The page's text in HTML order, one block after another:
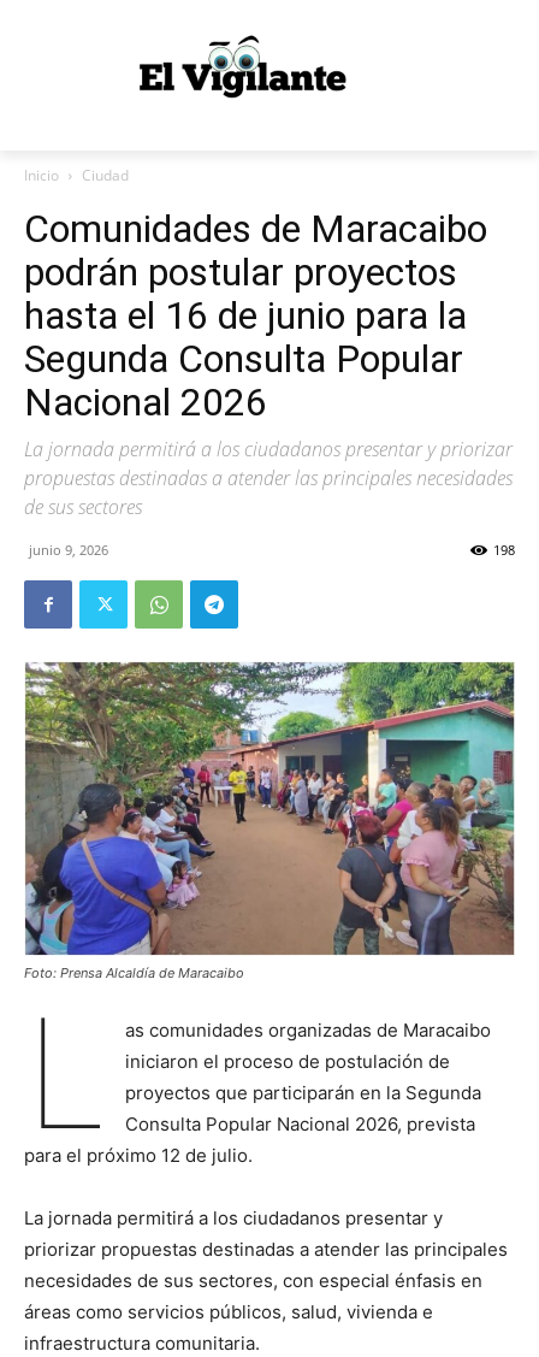
Inicio Ciudad
Comunidades de Maracaibo
podrán postular proyectos
hasta el 16 de junio para la
Segunda Consulta Popular
Nacional 2026
La jornada permitirá a los ciudadanos presentar y priorizar
propuestas destinadas a atender las principales necesidades
de sus sectores
junio 9, 2026 198
Foto: Prensa Alcaldía de Maracaibo
L
as comunidades organizadas de Maracaibo
iniciaron el proceso de postulación de
proyectos que participarán en la Segunda
Consulta Popular Nacional 2026, prevista
para el próximo 12 de julio.
La jornada permitirá a los ciudadanos presentar y
priorizar propuestas destinadas a atender las principales
necesidades de sus sectores, con especial énfasis en
áreas como servicios públicos, salud, vivienda e
infraestructura comunitaria.